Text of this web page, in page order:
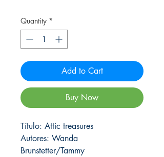
Quantity *
Add to Cart
Buy Now
Título: Attic treasures
Autores: Wanda
Brunstetter/Tammy